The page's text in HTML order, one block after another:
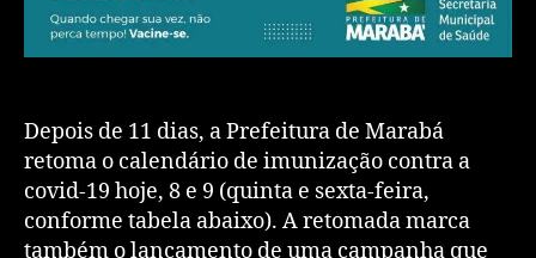
Depois de 11 dias, a Prefeitura de Marabá
retoma o calendário de imunização contra a
covid-19 hoje, 8 e 9 (quinta e sexta-feira,
conforme tabela abaixo). A retomada marca
também o lançamento de uma campanha que